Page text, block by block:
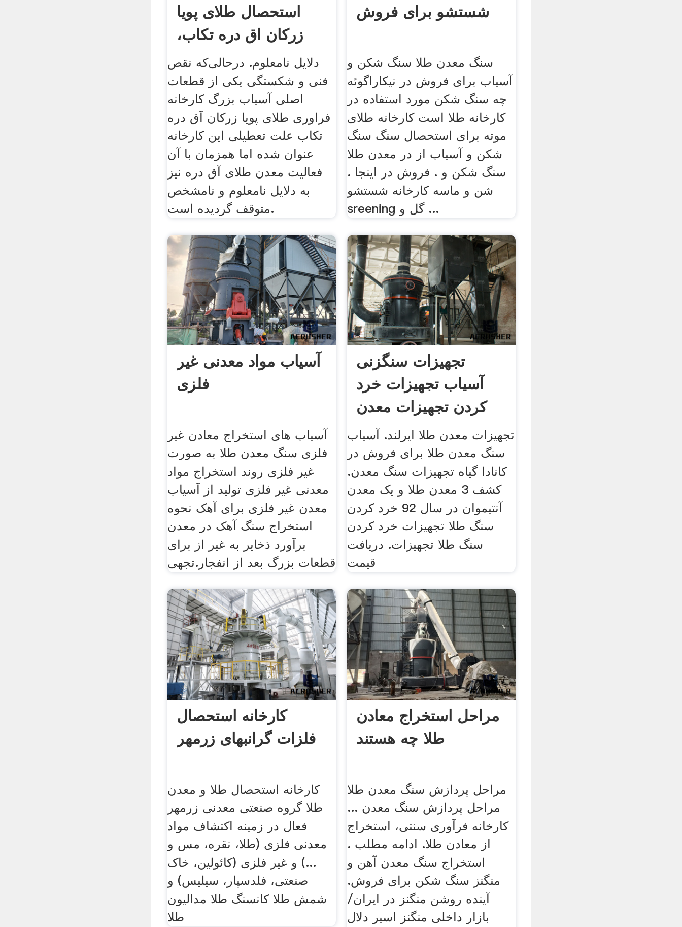
استحصال طلای پویا
زرکان اق دره تکاب،
متوقف .
دلایل نامعلوم. درحالی‌که نقص
فنی و شکستگی یکی از قطعات
اصلی آسیاب بزرگ کارخانه
فراوری طلای پویا زرکان آق دره
تکاب علت تعطیلی این کارخانه
عنوان شده اما همزمان با آن
فعالیت معدن طلای آق دره نیز
به دلایل نامعلوم و نامشخص
متوقف گردیده است.
شستشو برای فروش
سنگ معدن طلا سنگ شکن و
آسیاب برای فروش در نیکاراگوئه
چه سنگ شکن مورد استفاده در
کارخانه طلا است کارخانه طلای
موته برای استحصال سنگ سنگ
شکن و آسیاب از در معدن طلا
سنگ شکن و . فروش در اینجا .
شن و ماسه کارخانه شستشو
sreening گل و ...
آسیاب مواد معدنی غیر
فلزی
آسیاب های استخراج معادن غیر
فلزی سنگ معدن طلا به صورت
غیر فلزی روند استخراج مواد
معدنی غیر فلزی تولید از آسیاب
معدن غیر فلزی برای آهک نحوه
استخراج سنگ آهک در معدن
برآورد ذخایر به غیر از برای
قطعات بزرگ بعد از انفجار.تجهی
تجهیزات سنگزنی
آسیاب تجهیزات خرد
کردن تجهیزات معدن
طلا
تجهیزات معدن طلا ایرلند. آسیاب
سنگ معدن طلا برای فروش در
کانادا گیاه تجهیزات سنگ معدن.
کشف 3 معدن طلا و یک معدن
آنتیموان در سال 92 خرد کردن
سنگ طلا تجهیزات خرد کردن
سنگ طلا تجهیزات. دریافت
قیمت
کارخانه استحصال
فلزات گرانبهای زرمهر
کارخانه استحصال طلا و معدن
طلا گروه صنعتی معدنی زرمهر
فعال در زمینه اکتشاف مواد
معدنی فلزی (طلا، نقره، مس و
...) و غیر فلزی (کائولین، خاک
صنعتی، فلدسپار، سیلیس) و
شمش طلا کانسنگ طلا مدالیون
طلا
مراحل استخراج معادن
طلا چه هستند
مراحل پردازش سنگ معدن طلا
مراحل پردازش سنگ معدن ...
کارخانه فرآوری سنتی، استخراج
از معادن طلا. ادامه مطلب .
استخراج سنگ معدن آهن و
منگنز سنگ شکن برای فروش.
آینده روشن منگنز در ایران/
بازار داخلی منگنز اسیر دلال